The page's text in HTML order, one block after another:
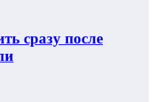
сразу после